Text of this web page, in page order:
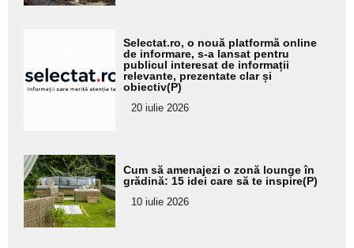
pentru
subtitlu
Selectat.ro, o nouă platformă online
de informare, s-a lansat pentru
publicul interesat de informații
relevante, prezentate clar și
obiectiv(P)
20 iulie 2026
Adaugă
aici textul
pentru
subtitlu
Cum să amenajezi o zonă lounge în
grădină: 15 idei care să te inspire(P)
10 iulie 2026